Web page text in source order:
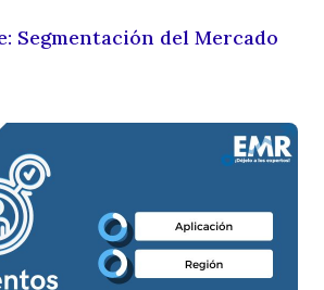
Segmentación del Mercado